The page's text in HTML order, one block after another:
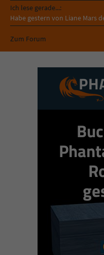
Ich lese gerade...:
Habe gestern von Liane Mars
Zum Forum